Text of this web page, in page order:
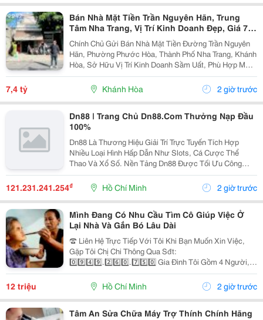
Bán Nhà Mặt Tiền Trần Nguyên Hãn, Trung
Tâm Nha Trang, Vị Trí Kinh Doanh Đẹp, Giá 7,4
Tỷ
Chính Chủ Gửi Bán Nhà Mặt Tiền Đường Trần Nguyên
Hãn, Phường Phước Hòa, Thành Phố Nha Trang, Khánh
Hòa, Sở Hữu Vị Trí Kinh Doanh Sầm Uất, Phù Hợp Mở
Cửa Hàng, Văn Phòng, Showroom Hoặc Đầu Tư Cho
Thuê Lâu Dài. Thông Tin Chi Tiết. - Địa Chỉ: Số...
7,4 tỷ Khánh Hòa 2 giờ trước
Dn88 | Trang Chủ Dn88.Com Thưởng Nạp Đầu
100%
Dn88 Là Thương Hiệu Giải Trí Trực Tuyến Tích Hợp
Nhiều Loại Hình Hấp Dẫn Như Slots, Cá Cược Thể
Thao Và Xổ Số. Nền Tảng Dn88 Được Tối Ưu Công
Nghệ, Bảo Mật Cao, Nạp Rút Nhanh Và Hỗ Trợ Tốt Trên
Pc Lẫn Điện Thoại Di Động. Website:
Https://Dn88C.com/...
121.231.241.254₫ Hồ Chí Minh 2 giờ trước
Mình Đang Có Nhu Cầu Tìm Cô Giúp Việc Ở
Lại Nhà Và Gắn Bó Lâu Dài
☎️ Liên Hệ Trực Tiếp Với Tôi Khi Bạn Muốn Xin Việc,
Gặp Tôi Chị Chi Thông Qua Sđt:
0️⃣9️⃣4️⃣9️⃣.2️⃣6️⃣0️⃣.7️⃣5️⃣0️⃣ Gia Đình Tôi Gồm 4 Người, 2
Vợ Chồng 2 Con Nhỏ, Bé Lớn 9 Tuổi Đã Đi Học Có Ba
Mẹ Đưa Rước, Bé Nhỏ 1 Tuổi. Nhà Thì Chỉ Có 1 Lầu.
12 triệu Hồ Chí Minh 2 giờ trước
Tâm An Sửa Chữa Máy Trợ Thính Chính Hãng